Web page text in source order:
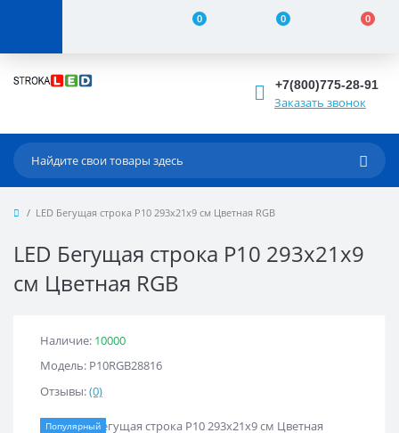
0 0 0
+7(800)775-28-91
Заказать звонок
LED Бегущая строка Р10 293x21x9 см Цветная RGB
LED Бегущая строка Р10 293x21x9
см Цветная RGB
Наличие: 10000
Модель: Р10RGB28816
Отзывы:(0)
Популярный